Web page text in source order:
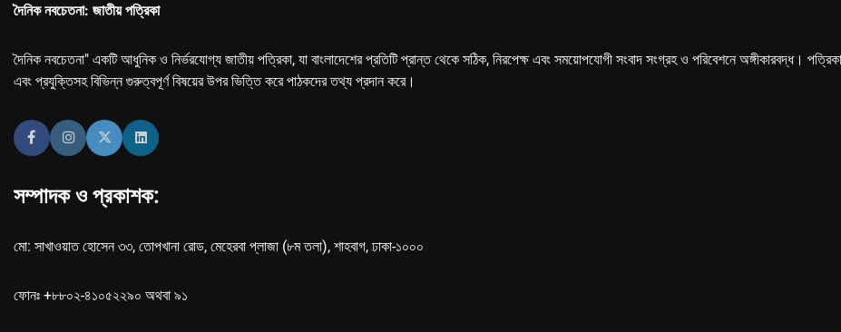
দৈনিক নবচেতনা: জাতীয় পত্রিকা
দৈনিক নবচেতনা" একটি আধুনিক ও নির্ভরযোগ্য জাতীয় পত্রিকা, যা বাংলাদেশের প্রতিটি প্রান্ত থেকে সঠিক, নিরপেক্ষ এবং সময়োপযোগী সংবাদ সংগ্রহ ও পরিবেশনে অঙ্গীকারবদ্ধ।
এবং প্রযুক্তিসহ বিভিন্ন গুরুত্বপূর্ণ বিষয়ের উপর ভিত্তি করে পাঠকদের তথ্য প্রদান করে।
সম্পাদক ও প্রকাশক:
মো: সাখাওয়াত হোসেন ৩৩, তোপখানা রোড, মেহেরবা প্লাজা (৮ম তলা), শাহবাগ, ঢাকা-১০০০
ফোনঃ +৮৮০২-৪১০৫২২৯০ অথবা ৯১